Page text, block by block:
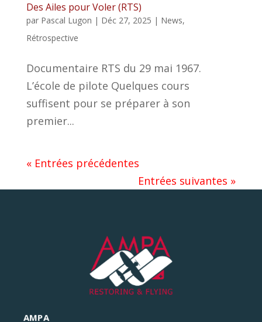
Des Ailes pour Voler (RTS)
par Pascal Lugon | Déc 27, 2025 | News,
Rétrospective
Documentaire RTS du 29 mai 1967.
L’école de pilote Quelques cours
suffisent pour se préparer à son
premier...
« Entrées précédentes
Entrées suivantes »
AMPA